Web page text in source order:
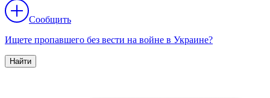
Сообщить
Ищете пропавшего без вести на войне в Украине?
Найти